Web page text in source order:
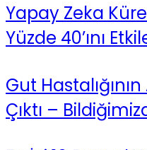
Yapay Zeka
Yüzde 40’ını
Gut
Çıktı –